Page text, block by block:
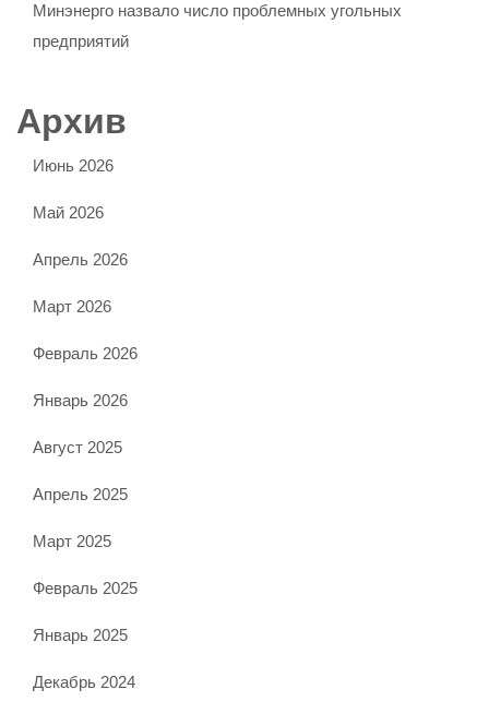
Минэнерго назвало число проблемных угольных
предприятий
Архив
Июнь 2026
Май 2026
Апрель 2026
Март 2026
Февраль 2026
Январь 2026
Август 2025
Апрель 2025
Март 2025
Февраль 2025
Январь 2025
Декабрь 2024